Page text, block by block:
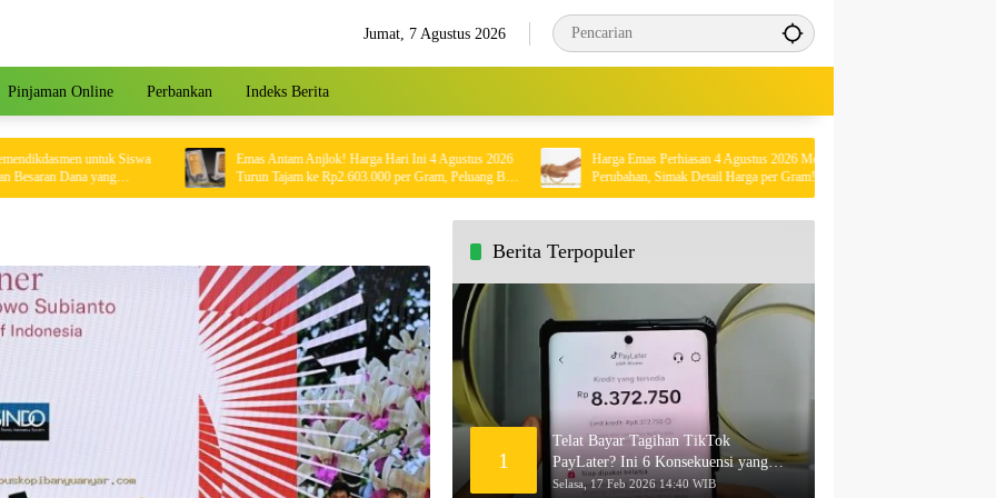
Jumat, 7 Agustus 2026
Pinjaman Online Perbankan Indeks Berita
untuk Siswa
Dana yang
Emas Antam Anjlok! Harga Hari Ini 4 Agustus 2026
Turun Tajam ke Rp2.603.000 per Gram, Peluang Beli
Emas Murah?
Harga Emas Perhiasan 4 Agustus 2026 Mengalami
Perubahan, Simak Detail Harga per Gram!
Berita Terpopuler
1
Telat Bayar Tagihan TikTok
PayLater? Ini 6 Konsekuensi yang
Akan Terjadi
Selasa, 17 Feb 2026 14:40 WIB